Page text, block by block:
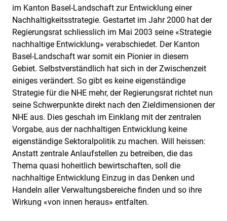
im Kanton Basel-Landschaft zur Entwicklung einer
Nachhaltigkeitsstrategie. Gestartet im Jahr 2000 hat der
Regierungsrat schliesslich im Mai 2003 seine «Strategie
nachhaltige Entwicklung» verabschiedet. Der Kanton
Basel-Landschaft war somit ein Pionier in diesem
Gebiet. Selbstverständlich hat sich in der Zwischenzeit
einiges verändert. So gibt es keine eigenständige
Strategie für die NHE mehr, der Regierungsrat richtet nun
seine Schwerpunkte direkt nach den Zieldimensionen der
NHE aus. Dies geschah im Einklang mit der zentralen
Vorgabe, aus der nachhaltigen Entwicklung keine
eigenständige Sektoralpolitik zu machen. Will heissen:
Anstatt zentrale Anlaufstellen zu betreiben, die das
Thema quasi hoheitlich bewirtschaften, soll die
nachhaltige Entwicklung Einzug in das Denken und
Handeln aller Verwaltungsbereiche finden und so ihre
Wirkung «von innen heraus» entfalten.